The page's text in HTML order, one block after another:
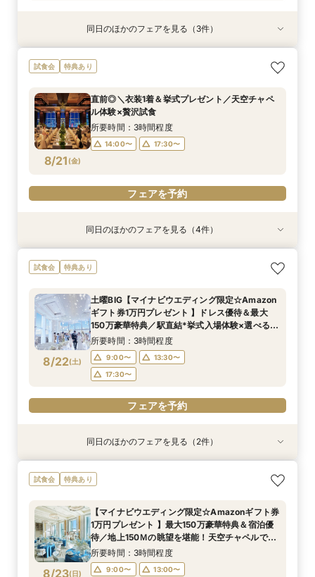
特典あり
8/20(木)
当日予約OK！絶景*天空チャペル&上質空間体験
*模擬挙式×安心相談会×人気ドレス特典×豪華試
所要時間：3時間程度
特典あり
8/20(木)
当日◎【2名～OK！少人数婚】大阪駅直結*絶景
チャペル×相談会
14:00〜 17:30〜
特典あり
8/20(木)
【平日夜限定】地上150m絶景ナイトウェディン
グ×クイック相談会
17:30〜
同日のほかのフェアを見る（3件）
試食会 特典あり
8/21 (金)
直前◎＼衣装1着＆挙式プレゼント／天空チャペ
ル体験×贅沢試食
所要時間：3時間程度
14:00〜 17:30〜
フェアを予約
特典あり
8/21(金)
当日予約OK！絶景*天空チャペル&上質空間体験
*模擬挙式×安心相談会×人気ドレス特典×豪華試
所要時間：3時間程度
10:00〜
フェアを予約
特典あり
8/21(金)
当日◎【2名～OK！少人数婚】大阪駅直結*絶景
チャペル×相談会
14:00〜 17:30〜
フェアを予約
特典あり
8/21(金)
【平日夜限定】地上150m絶景ナイトウェディン
グ×クイック相談会
17:30〜
フェアを予約
特典あり
8/21(金)
【平日人気◆最大140万優待】絶景チャペル×全
館開放×絶品試食
14:00〜 17:30〜
フェアを予約
同日のほかのフェアを見る（4件）
試食会 特典あり
8/22(土)
土曜BIG【マイナビウエディング限定☆Amazon
ギフト券1万円プレゼント 】ドレス優待＆最大
150万豪華特典／駅直結*挙式入場体験×選べる2
つの会場見学
所要時間：3時間程度
9:00〜
13:30〜
17:30〜
フェアを予約
特典あり
8/22(土)
【ドレス1着プレゼント】地上150mチャペルで叶
う憧れ花嫁体験
9:00〜
13:30〜
17:30〜
フェアを予約
特典あり
8/22(土)
【2名～少人数婚】大阪駅直結◆地上150mの絶
景×美食で叶える上質プライベートウエディング
9:00〜
13:30〜
17:30〜
フェアを予約
同日のほかのフェアを見る（2件）
試食会 特典あり
8/23(日)
【マイナビウエディング限定☆Amazonギフト券
1万円プレゼント 】最大150万豪華特典＆宿泊優
待／地上150Ｍの眺望を堪能！天空チャペルで感
動挙式&上質貸切体験*BIGフェア
所要時間：3時間程度
9:00〜 13:00〜